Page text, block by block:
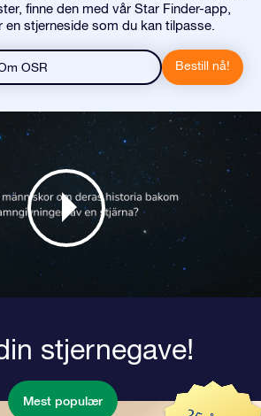
finne den med vår Star Finder-app,
en stjerneside som du kan tilpasse.
OSR Bestill nå!
stjernegave!
Mest populær